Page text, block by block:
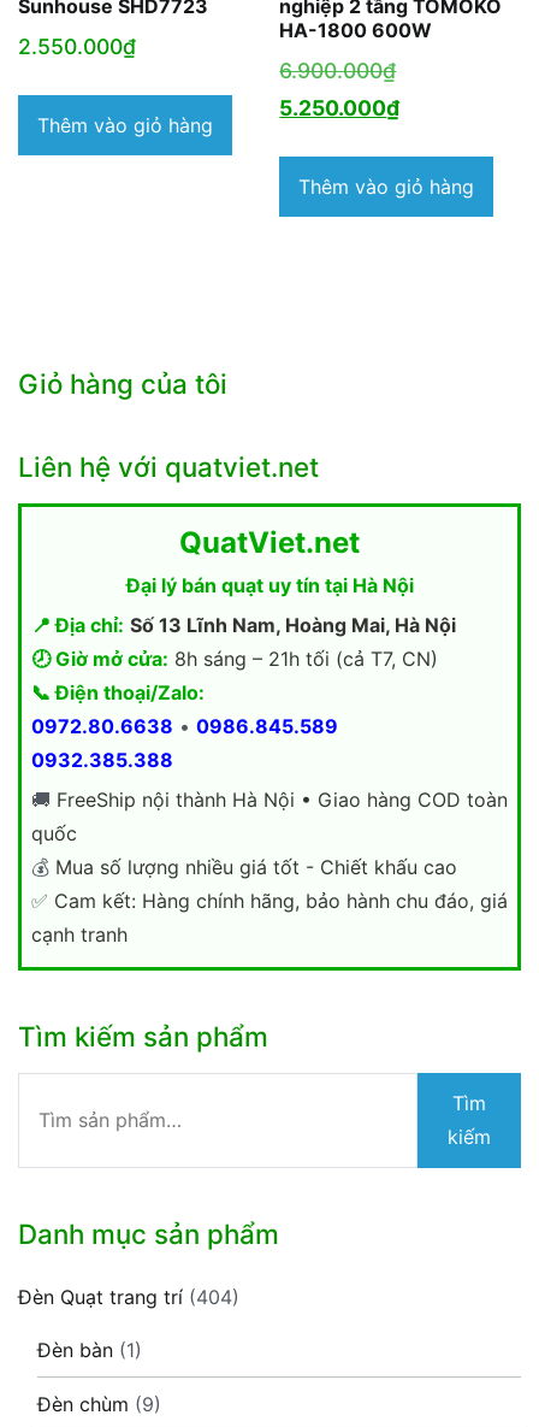
Sunhouse SHD7723
2.550.000₫
Thêm vào giỏ hàng
nghiệp 2 tầng TOMOKO
HA-1800 600W
6.900.000₫Giá
gốc
6.900.000₫.
5.250.000₫Giá
tại
là:
Thêm vào giỏ hàng
Giỏ hàng của tôi
Liên hệ với quatviet.net
QuatViet.net
Đại lý bán quạt uy tín tại Hà Nội
📍 Địa chỉ: Số 13 Lĩnh Nam, Hoàng Mai, Hà Nội
🕗 Giờ mở cửa: 8h sáng – 21h tối (cả T7, CN)
📞 Điện thoại/Zalo:
0972.80.6638 • 0986.845.589
0932.385.388
🚚 FreeShip nội thành Hà Nội • Giao hàng COD toàn
quốc
💰 Mua số lượng nhiều giá tốt - Chiết khấu cao
✅ Cam kết: Hàng chính hãng, bảo hành chu đáo, giá
cạnh tranh
Tìm kiếm sản phẩm
kiếm:
Tìm
kiếm
Danh mục sản phẩm
Đèn Quạt trang trí (404)
Đèn bàn (1)
Đèn chùm (9)